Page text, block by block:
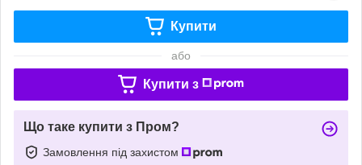
Купити
або
Купити з
Що таке купити з Пром?
Замовлення під захистом